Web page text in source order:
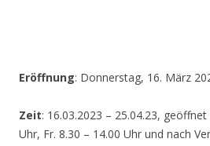
Eröffnung: Donnerstag, 16. März
Zeit: 16.03.2023 – 25.04.23,
Uhr, Fr. 8.30 – 14.00 Uhr und nach